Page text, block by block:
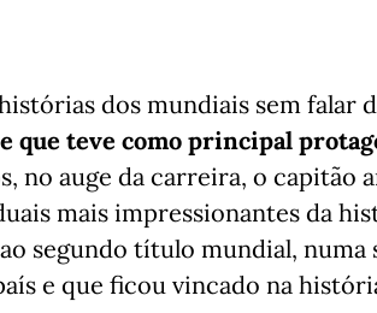
dos mundiais sem falar
e que teve como principal
no auge da carreira, o capitão
mais impressionantes da
segundo título mundial, numa
e que ficou vincado na